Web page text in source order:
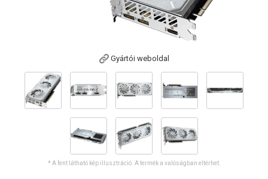
Gyártói weboldal
* A fent látható kép illusztráció. A termék a valóságban eltérhet.